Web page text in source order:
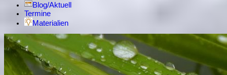
Blog/Aktuell
Termine
Materialien